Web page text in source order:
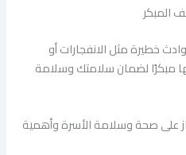
المبكر
خطيرة مثل الانفجارات أو
مبكرًا لضمان سلامتك وسلامة
على صحة وسلامة الأسرة وأهمية